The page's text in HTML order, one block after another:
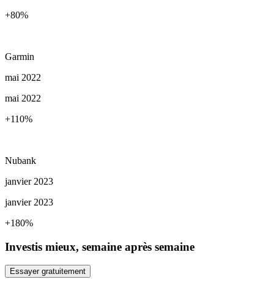
+80%
Garmin
mai 2022
mai 2022
+110%
Nubank
janvier 2023
janvier 2023
+180%
Investis mieux, semaine après semaine
Essayer gratuitement